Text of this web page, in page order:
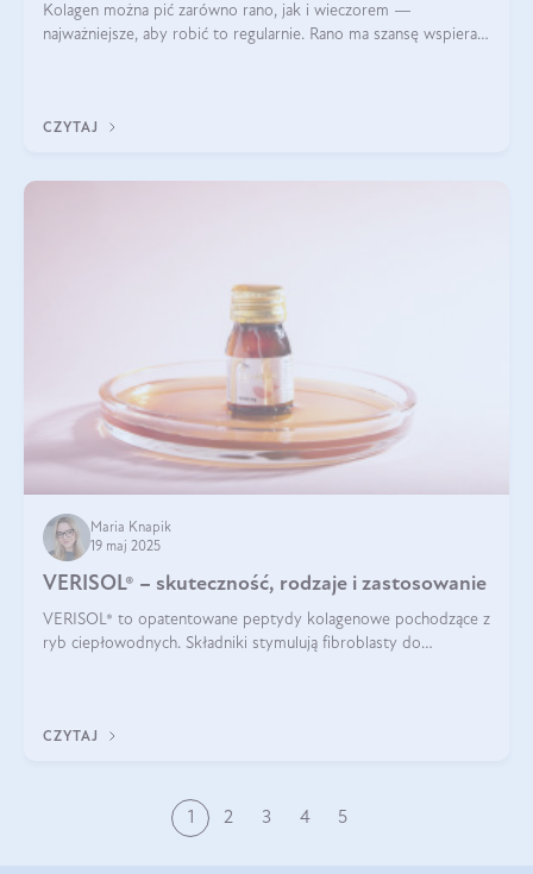
Kolagen można pić zarówno rano, jak i wieczorem —
najważniejsze, aby robić to regularnie. Rano ma szansę wspierać
CZYTAJ
Maria Knapik
19 maj 2025
VERISOL® – skuteczność, rodzaje i zastosowanie
VERISOL® to opatentowane peptydy kolagenowe pochodzące z
ryb ciepłowodnych. Składniki stymulują fibroblasty do
CZYTAJ
1 2 3 4 5